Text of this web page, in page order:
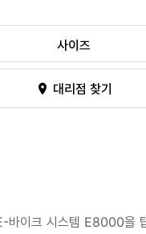
사이즈
대리점 찾기
바이크 시스템 E8000을